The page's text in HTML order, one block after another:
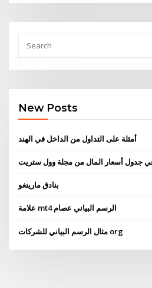
New Posts
أمثلة على التداول من الداخل في الهند
جدول أسعار المال من مجلة وول ستريت
بنادق مارينغو
علامة mt4 الرسم البياني عصام
مثال الرسم البياني للشركات org